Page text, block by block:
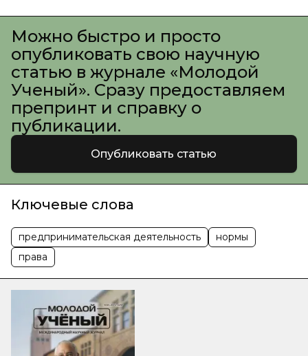
Можно быстро и просто
опубликовать свою научную
статью в журнале «Молодой
Ученый». Сразу предоставляем
препринт и справку о
публикации.
Опубликовать статью
Ключевые слова
предпринимательская деятельность
нормы
права